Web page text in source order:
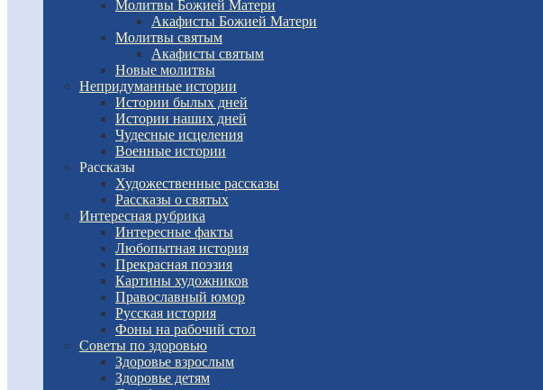
Молитвы Божией Матери
Акафисты Божией Матери
Молитвы святым
Акафисты святым
Новые молитвы
Непридуманные истории
Истории былых дней
Истории наших дней
Чудесные исцеления
Военные истории
Рассказы
Художественные рассказы
Рассказы о святых
Интересная рубрика
Интересные факты
Любопытная история
Прекрасная поэзия
Картины художников
Православный юмор
Русская история
Фоны на рабочий стол
Советы по здоровью
Здоровье взрослым
Здоровье детям